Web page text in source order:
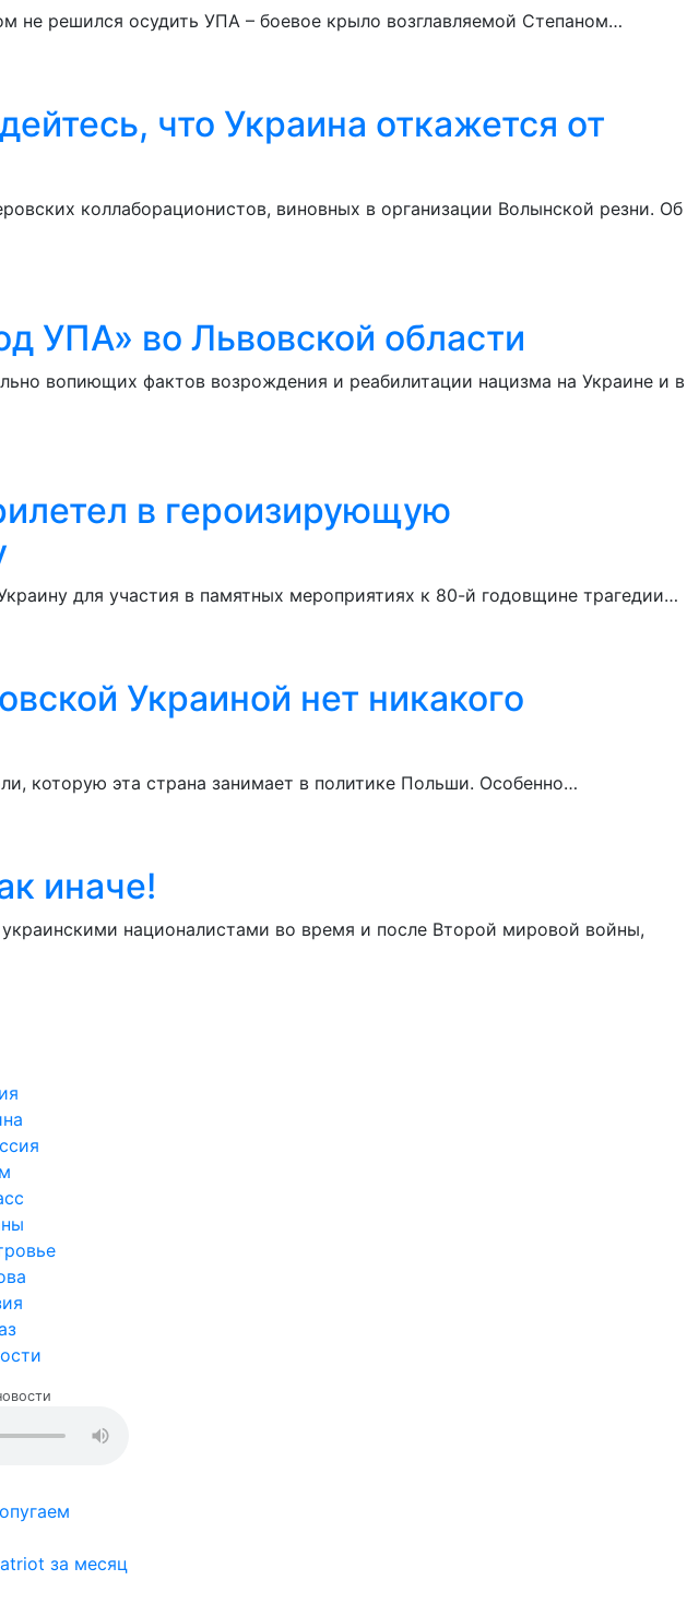
не решился осудить УПА – боевое крыло возглавляемой Степаном…
что Украина откажется от
коллаборационистов, виновных в организации Волынской резни. Об
УПА» во Львовской области
вопиющих фактов возрождения и реабилитации нацизма на Украине и в
в героизирующую
для участия в памятных мероприятиях к 80-й годовщине трагедии…
Украиной нет никакого
которую эта страна занимает в политике Польши. Особенно…
иначе!
националистами во время и после Второй мировой войны,
за месяц